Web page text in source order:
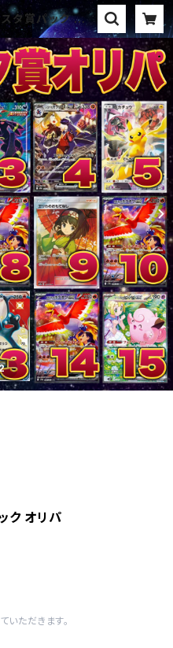
タ賞パック オリ
ズ オリパ専門
ス、遊戯王、ヴァ
ンボール)
ク オリパ
ただきます。